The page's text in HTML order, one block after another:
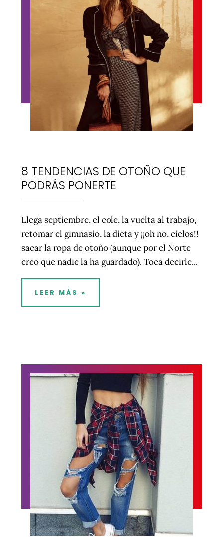
8 TENDENCIAS DE OTOÑO QUE
PODRÁS PONERTE
Llega septiembre, el cole, la vuelta al trabajo,
retomar el gimnasio, la dieta y ¡¡oh no, cielos!!
sacar la ropa de otoño (aunque por el Norte
creo que nadie la ha guardado). Toca decirle...
LEER MÁS »